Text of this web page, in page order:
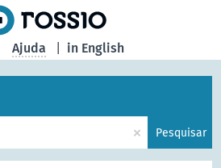
in English
Ajuda
× Pesquisar